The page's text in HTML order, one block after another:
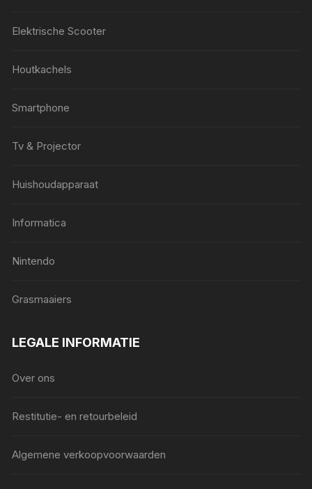
Elektrische Scooter
Houtkachels
Smartphone
Tv & Projector
Huishoudapparaat
Informatica
Nintendo
Grasmaaiers
LEGALE INFORMATIE
Over ons
Restitutie- en retourbeleid
Algemene verkoopvoorwaarden